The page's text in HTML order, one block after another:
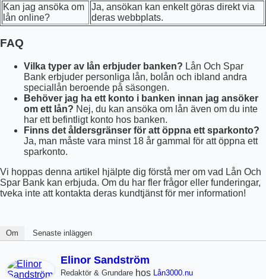
Kan jag ansöka om
lån online?
Ja, ansökan kan enkelt göras direkt via
deras webbplats.
FAQ
Vilka typer av lån erbjuder banken? Lån Och Spar
Bank erbjuder personliga lån, bolån och ibland andra
speciallån beroende på säsongen.
Behöver jag ha ett konto i banken innan jag ansöker
om ett lån? Nej, du kan ansöka om lån även om du inte
har ett befintligt konto hos banken.
Finns det åldersgränser för att öppna ett sparkonto?
Ja, man måste vara minst 18 år gammal för att öppna ett
sparkonto.
Vi hoppas denna artikel hjälpte dig förstå mer om vad Lån Och
Spar Bank kan erbjuda. Om du har fler frågor eller funderingar,
tveka inte att kontakta deras kundtjänst för mer information!
Om Senaste inläggen
Elinor Sandström
Redaktör & Grundare hos Lån3000.nu